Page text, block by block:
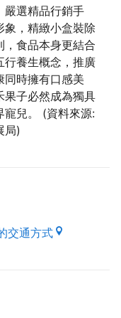
嚴選精品行銷手
象，精緻小盒裝除
，食品本身更結合
行養生概念，推廣
同時擁有口感美
果子必然成為獨具
寵兒。 (資料來源:
局)
交通方式